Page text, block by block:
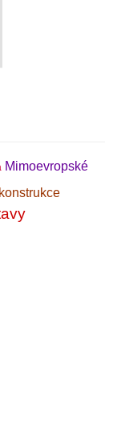
Mimoevropské